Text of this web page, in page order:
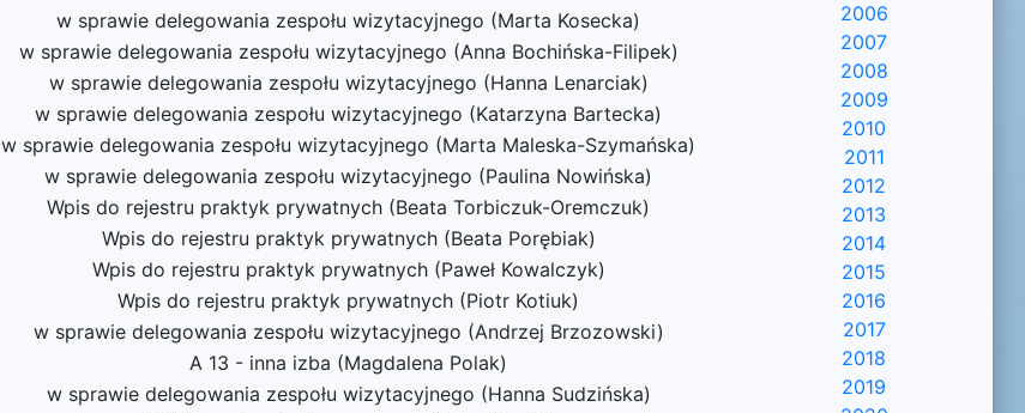
w sprawie delegowania zespołu wizytacyjnego (Marta Kosecka)
w sprawie delegowania zespołu wizytacyjnego (Anna Bochińska-Filipek)
w sprawie delegowania zespołu wizytacyjnego (Hanna Lenarciak)
w sprawie delegowania zespołu wizytacyjnego (Katarzyna Bartecka)
w sprawie delegowania zespołu wizytacyjnego (Marta Maleska-Szymańska)
w sprawie delegowania zespołu wizytacyjnego (Paulina Nowińska)
Wpis do rejestru praktyk prywatnych (Beata Torbiczuk-Oremczuk)
Wpis do rejestru praktyk prywatnych (Beata Porębiak)
Wpis do rejestru praktyk prywatnych (Paweł Kowalczyk)
Wpis do rejestru praktyk prywatnych (Piotr Kotiuk)
w sprawie delegowania zespołu wizytacyjnego (Andrzej Brzozowski)
A 13 - inna izba (Magdalena Polak)
w sprawie delegowania zespołu wizytacyjnego (Hanna Sudzińska)
2006
2007
2008
2009
2010
2011
2012
2013
2014
2015
2016
2017
2018
2019